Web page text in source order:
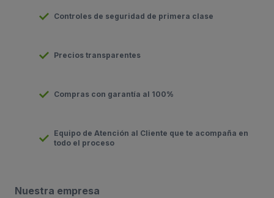
Controles de seguridad de primera clase
Precios transparentes
Compras con garantía al 100%
Equipo de Atención al Cliente que te acompaña en
todo el proceso
Nuestra empresa